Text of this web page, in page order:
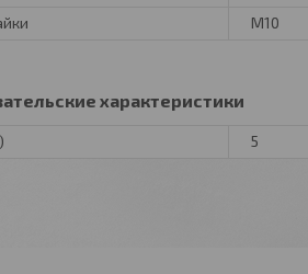
М10
характеристики
5